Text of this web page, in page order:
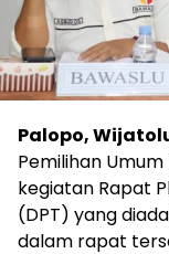
Palopo,
Pemilihan
kegiatan Rapat
(DPT) yang
dalam rapat